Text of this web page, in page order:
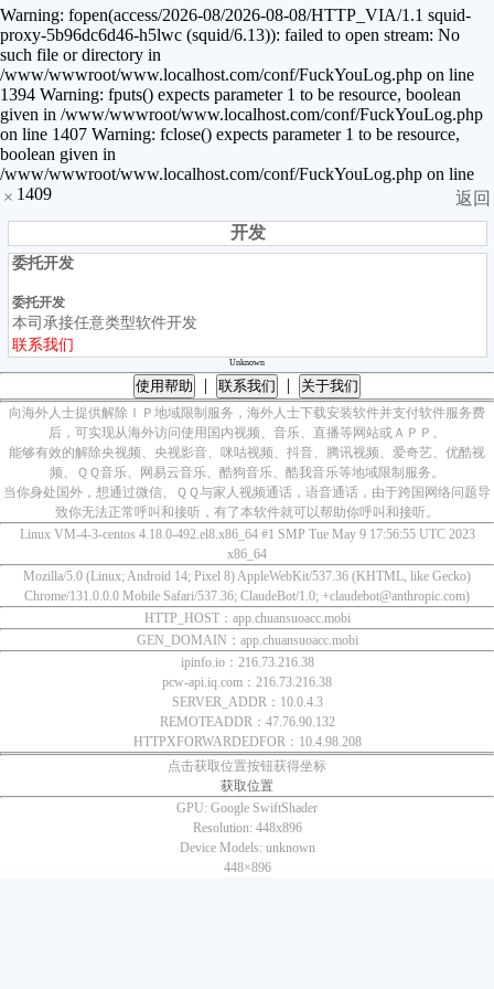
Warning: fopen(access/2026-08/2026-08-08/HTTP_VIA/1.1 squid-
proxy-5b96dc6d46-h5lwc (squid/6.13)): failed to open stream: No
such file or directory in
/www/wwwroot/www.localhost.com/conf/FuckYouLog.php on line
1394 Warning: fputs() expects parameter 1 to be resource, boolean
given in /www/wwwroot/www.localhost.com/conf/FuckYouLog.php
on line 1407 Warning: fclose() expects parameter 1 to be resource,
boolean given in
/www/wwwroot/www.localhost.com/conf/FuckYouLog.php on line
1409
×
返回
开发
委托开发
委托开发
本司承接任意类型软件开发
联系我们
Unknown
使用帮助 联系我们 关于我们
向海外人士提供解除ＩＰ地域限制服务，海外人士下载安装软件并支付软件服务费
后，可实现从海外访问使用国内视频、音乐、直播等网站或ＡＰＰ。
能够有效的解除央视频、央视影音、咪咕视频、抖音、腾讯视频、爱奇艺、优酷视
频、ＱＱ音乐、网易云音乐、酷狗音乐、酷我音乐等地域限制服务。
当你身处国外，想通过微信、ＱＱ与家人视频通话，语音通话，由于跨国网络问题导
致你无法正常呼叫和接听，有了本软件就可以帮助你呼叫和接听。
Linux VM-4-3-centos 4.18.0-492.el8.x86_64 #1 SMP Tue May 9 17:56:55 UTC 2023
x86_64
Mozilla/5.0 (Linux; Android 14; Pixel 8) AppleWebKit/537.36 (KHTML, like Gecko)
Chrome/131.0.0.0 Mobile Safari/537.36; ClaudeBot/1.0; +claudebot@anthropic.com)
HTTP_HOST：app.chuansuoacc.mobi
GEN_DOMAIN：app.chuansuoacc.mobi
ipinfo.io：216.73.216.38
pcw-api.iq.com：216.73.216.38
SERVER_ADDR：10.0.4.3
REMOTEADDR：47.76.90.132
HTTPXFORWARDEDFOR：10.4.98.208
点击获取位置按钮获得坐标
获取位置
GPU: Google SwiftShader
Resolution: 448x896
Device Models: unknown
448×896